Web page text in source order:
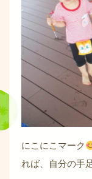
にこにこマーク
れば、自分の手